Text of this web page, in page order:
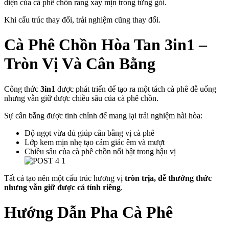
diện của cà phê chồn rang xay mịn trong từng gói.
Khi cấu trúc thay đổi, trải nghiệm cũng thay đổi.
Cà Phê Chồn Hòa Tan 3in1 –
Tròn Vị Và Cân Bằng
Công thức 3in1 được phát triển để tạo ra một tách cà phê dễ uống
nhưng vẫn giữ được chiều sâu của cà phê chồn.
Sự cân bằng được tinh chỉnh để mang lại trải nghiệm hài hòa:
Độ ngọt vừa đủ giúp cân bằng vị cà phê
Lớp kem mịn nhẹ tạo cảm giác êm và mượt
Chiều sâu của cà phê chồn nổi bật trong hậu vị
Tất cả tạo nên một cấu trúc hương vị tròn trịa, dễ thưởng thức
nhưng vẫn giữ được cá tính riêng.
Hướng Dẫn Pha Cà Phê